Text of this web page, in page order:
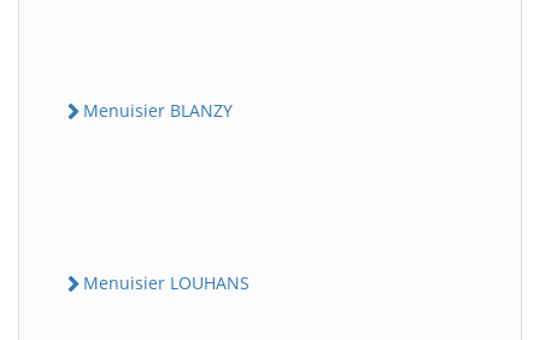
Menuisier BLANZY
Menuisier LOUHANS